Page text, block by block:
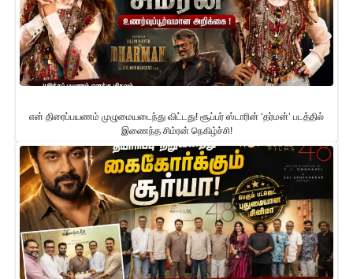
என் திரைப்பயணம் முழுமையடைந்து விட்டது! சூப்பர் ஸ்டாரின் ‘தர்மன்’ படத்தில்
இணைந்த சிம்ரன் நெகிழ்ச்சி!